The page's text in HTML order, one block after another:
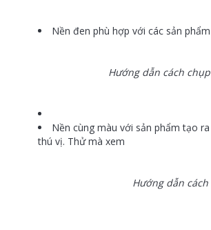
Nền đen phù hợp với các sản
Hướng dẫn cách
Nền cùng màu với sản phẩm tạo
thú vị. Thử mà xem
Hướng dẫn